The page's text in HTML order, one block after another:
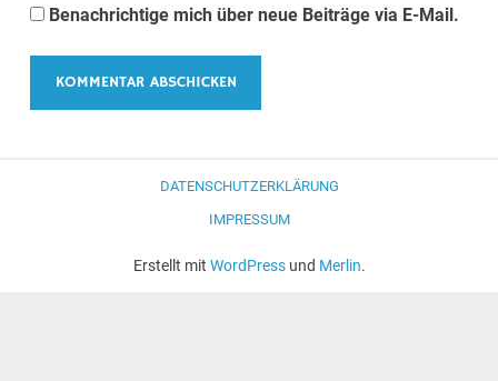
Benachrichtige mich über neue Beiträge via E-Mail.
DATENSCHUTZERKLÄRUNG
IMPRESSUM
Erstellt mit WordPressund Merlin.